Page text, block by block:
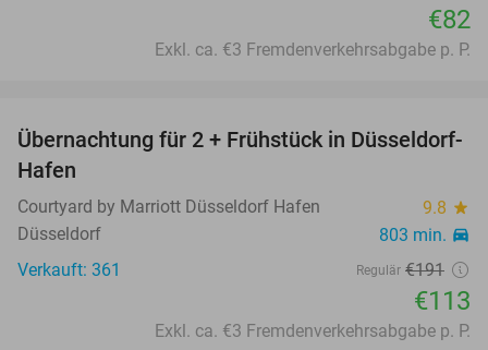
€82
Exkl. ca. €3 Fremdenverkehrsabgabe p. P.
41%
Übernachtung für 2 + Frühstück in Düsseldorf-
Hafen
Courtyard by Marriott Düsseldorf Hafen 9.8 star
Düsseldorf 803 min. directions_car
Verkauft: 361 Regulär €191
€113
Exkl. ca. €3 Fremdenverkehrsabgabe p. P.